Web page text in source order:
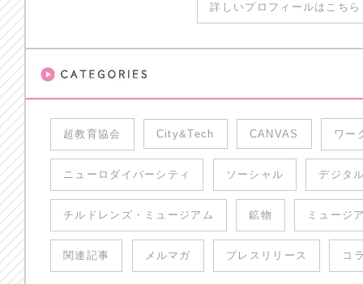
詳しいプロフィールはこち
超教育協会 City&Tech CANVAS ワー
ニューロダイバーシティ ソーシャル デジタ
チルドレンズ・ミュージアム 鉱物 ミュージ
関連記事 メルマガ プレスリリース コ